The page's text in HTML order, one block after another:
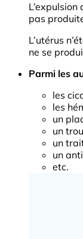
pas
L’utérus
ne se
Parmi les
les
les
un
un
un
un
etc.